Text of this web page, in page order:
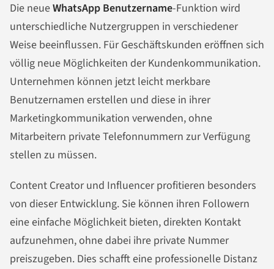
Die neueWhatsApp Benutzername-Funktion wird
unterschiedliche Nutzergruppen in verschiedener
Weise beeinflussen. Für Geschäftskunden eröffnen sich
völlig neue Möglichkeiten der Kundenkommunikation.
Unternehmen können jetzt leicht merkbare
Benutzernamen erstellen und diese in ihrer
Marketingkommunikation verwenden, ohne
Mitarbeitern private Telefonnummern zur Verfügung
stellen zu müssen.
Content Creator und Influencer profitieren besonders
von dieser Entwicklung. Sie können ihren Followern
eine einfache Möglichkeit bieten, direkten Kontakt
aufzunehmen, ohne dabei ihre private Nummer
preiszugeben. Dies schafft eine professionelle Distanz